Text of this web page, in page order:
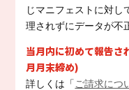
じマニフェストに対し
理されずにデータが不
当月内に初めて報告さ
月月末締め)
詳しくは「ご請求につ